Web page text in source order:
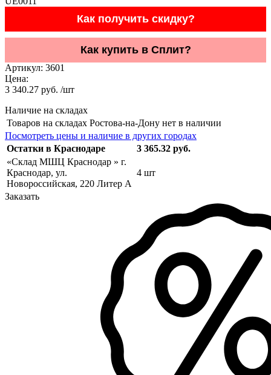
Как получить скидку?
Как купить в Сплит?
Артикул: 3601
Цена:
3 340.27 руб. /шт
Наличие на складах
Товаров на складах Ростова-на-Дону нет в наличии
Посмотреть цены и наличие в других городах
Остатки в Краснодаре
3 365.32 руб.
«Склад МШЦ Краснодар » г.
Краснодар, ул.
Новороссийская, 220 Литер А
4 шт
Заказать